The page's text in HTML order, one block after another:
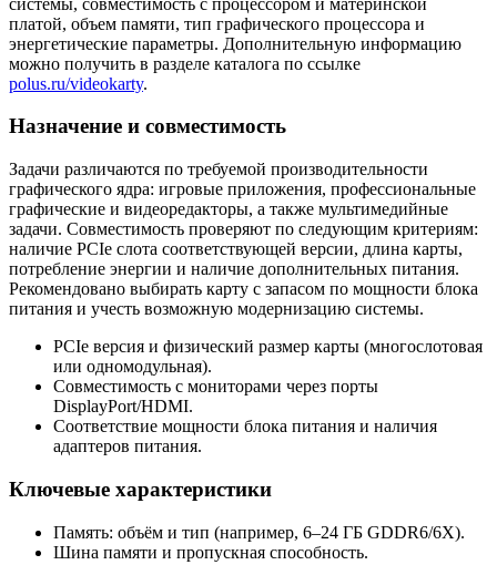
платой, объем памяти, тип графического процессора и
энергетические параметры. Дополнительную информацию
можно получить в разделе каталога по ссылке
polus.ru/videokarty.
Назначение и совместимость
Задачи различаются по требуемой производительности
графического ядра: игровые приложения, профессиональные
графические и видеоредакторы, а также мультимедийные
задачи. Совместимость проверяют по следующим критериям:
наличие PCIe слота соответствующей версии, длина карты,
потребление энергии и наличие дополнительных питания.
Рекомендовано выбирать карту с запасом по мощности блока
питания и учесть возможную модернизацию системы.
PCIe версия и физический размер карты (многослотовая
или одномодульная).
Совместимость с мониторами через порты
DisplayPort/HDMI.
Соответствие мощности блока питания и наличия
адаптеров питания.
Ключевые характеристики
Память: объём и тип (например, 6–24 ГБ GDDR6/6X).
Шина памяти и пропускная способность.